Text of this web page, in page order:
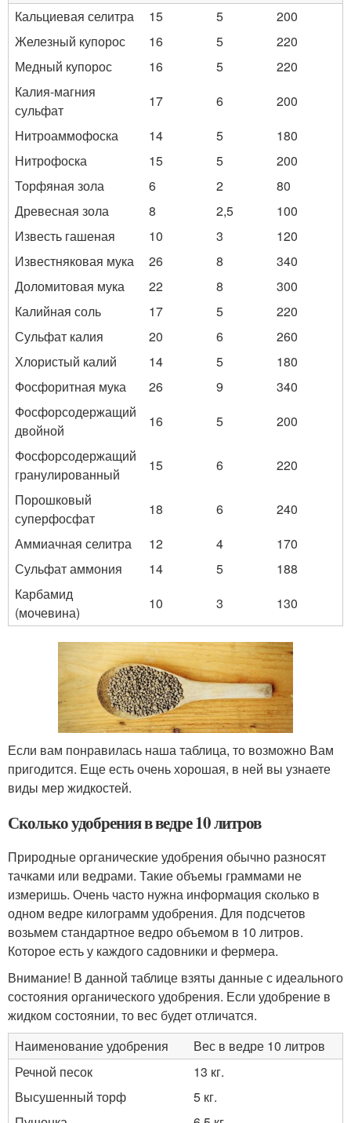
Кальциевая селитра
15 5
200
Железный купорос
16 5
220
Медный купорос
16 5
220
Калия-магния
сульфат
17 6
200
Нитроаммофоска
14 5
180
Нитрофоска
15 5
200
Торфяная зола
6 2
80
Древесная зола
8 2,5
100
Известь гашеная
10 3
120
Известняковая мука
26 8
340
Доломитовая мука
22 8
300
Калийная соль
17 5
220
Сульфат калия
20 6
260
Хлористый калий
14 5
180
Фосфоритная мука
26 9
340
Фосфорсодержащий
двойной
16 5
200
Фосфорсодержащий
гранулированный
15 6
220
Порошковый
суперфосфат
18 6
240
Аммиачная селитра
12 4
170
Сульфат аммония
14 5
188
Карбамид
(мочевина)
10 3 130
Если вам понравилась наша таблица, то возможно Вам
пригодится. Еще есть очень хорошая, в ней вы узнаете
виды мер жидкостей.
Сколько удобрения в ведре 10 литров
Природные органические удобрения обычно разносят
тачками или ведрами. Такие объемы граммами не
измеришь. Очень часто нужна информация сколько в
одном ведре килограмм удобрения. Для подсчетов
возьмем стандартное ведро объемом в 10 литров.
Которое есть у каждого садовники и фермера.
Внимание! В данной таблице взяты данные с идеального
состояния органического удобрения. Если удобрение в
жидком состоянии, то вес будет отличатся.
Наименование удобрения
Вес в ведре 10 литров
Речной песок
13 кг.
Высушенный торф
5 кг.